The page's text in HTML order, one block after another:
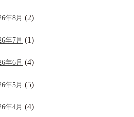
年8月 (2)
年7月 (1)
年6月 (4)
年5月 (5)
年4月 (4)